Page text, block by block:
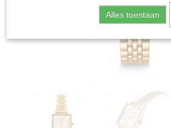
Alles toestaan